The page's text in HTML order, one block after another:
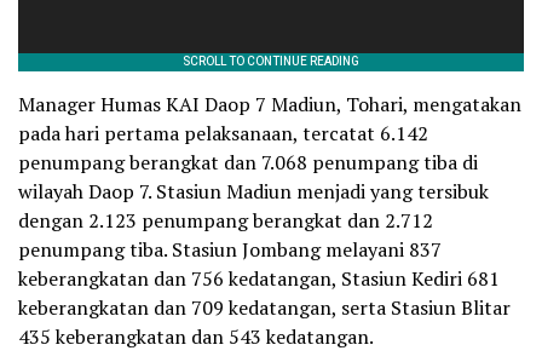
Manager Humas KAI Daop 7 Madiun, Tohari, mengatakan
pada hari pertama pelaksanaan, tercatat 6.142
penumpang berangkat dan 7.068 penumpang tiba di
wilayah Daop 7. Stasiun Madiun menjadi yang tersibuk
dengan 2.123 penumpang berangkat dan 2.712
penumpang tiba. Stasiun Jombang melayani 837
keberangkatan dan 756 kedatangan, Stasiun Kediri 681
keberangkatan dan 709 kedatangan, serta Stasiun Blitar
435 keberangkatan dan 543 kedatangan.